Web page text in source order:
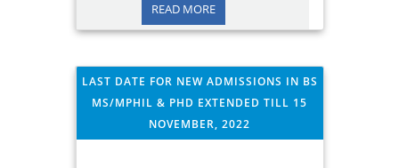
ویمن یونیورسٹی آف آزاد جموں و کشمیر باغ کے
چوتھے کانووکیشن میں صدر ریاست /چانسلر
READ MORE
LAST DATE FOR NEW ADMISSIONS IN BS
MS/MPHIL & PHD EXTENDED TILL 15
NOVEMBER, 2022